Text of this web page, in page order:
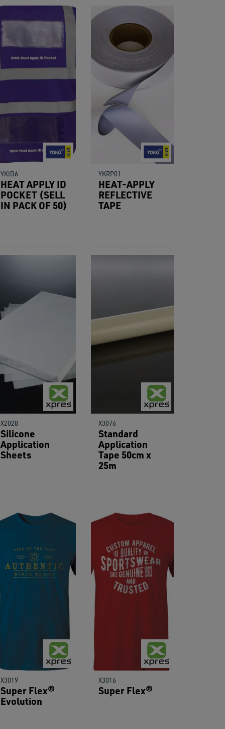
YKID6
HEAT APPLY ID
POCKET (SELL
IN PACK OF 50)
YKRP01
HEAT-APPLY
REFLECTIVE
TAPE
X2028
Silicone
Application
Sheets
X3076
Standard
Application
Tape 50cm x
25m
X3019
Super Flex®
Evolution
X3016
Super Flex®